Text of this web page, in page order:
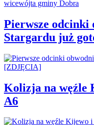
Pierwsze odcinki
Stargardu już
Kolizja na węźle
A6